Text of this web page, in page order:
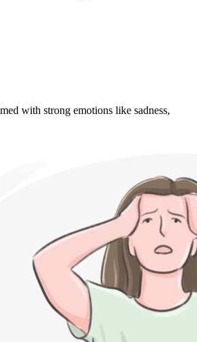
with strong emotions like sadness,